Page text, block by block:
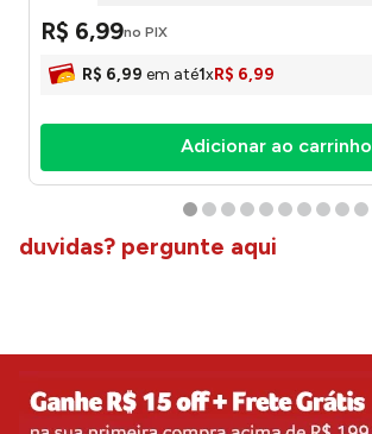
R$ 6,99no PIX
R$ 6,99 em até1xR$ 6,99
Adicionar ao carrinho
duvidas? pergunte aqui